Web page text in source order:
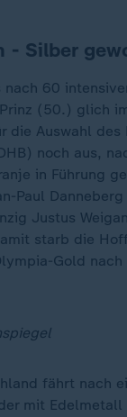
- Silber
60
(50.) glich
die Auswahl des
noch aus,
in Führung
Paul Danneberg
Justus
starb die
Gold
fährt nach
mit Edelmetall